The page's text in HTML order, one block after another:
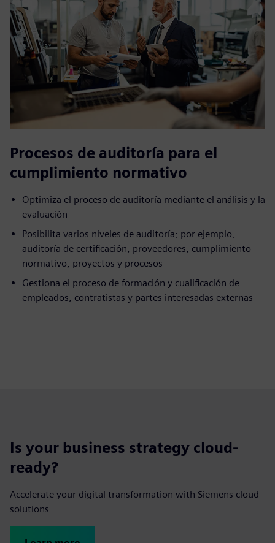
Procesos de auditoría para el
cumplimiento normativo
Optimiza el proceso de auditoría mediante el análisis y la
evaluación
Posibilita varios niveles de auditoría; por ejemplo,
auditoría de certificación, proveedores, cumplimiento
normativo, proyectos y procesos
Gestiona el proceso de formación y cualificación de
empleados, contratistas y partes interesadas externas
Is your business strategy cloud-
ready?
Accelerate your digital transformation with Siemens cloud
solutions